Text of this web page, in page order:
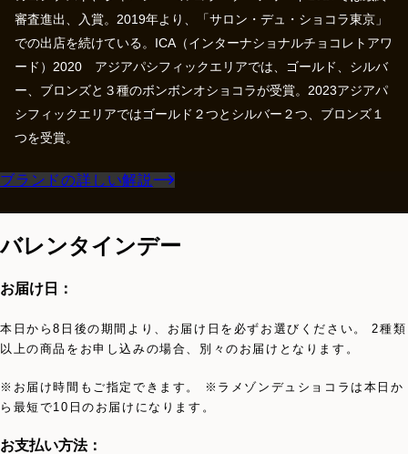
審査進出、入賞。2019年より、「サロン・デュ・ショコラ東京」
での出店を続けている。ICA（インターナショナルチョコレトアワ
ード）2020 アジアパシフィックエリアでは、ゴールド、シルバ
ー、ブロンズと３種のボンボンオショコラが受賞。2023アジアパ
シフィックエリアではゴールド２つとシルバー２つ、ブロンズ１
つを受賞。
ブランドの詳しい解説
バレンタインデー
お届け日：
本日から8日後の期間より、お届け日を必ずお選びください。 2種類
以上の商品をお申し込みの場合、別々のお届けとなります。
※お届け時間もご指定できます。 ※ラメゾンデュショコラは本日か
ら最短で10日のお届けになります。
お支払い方法：